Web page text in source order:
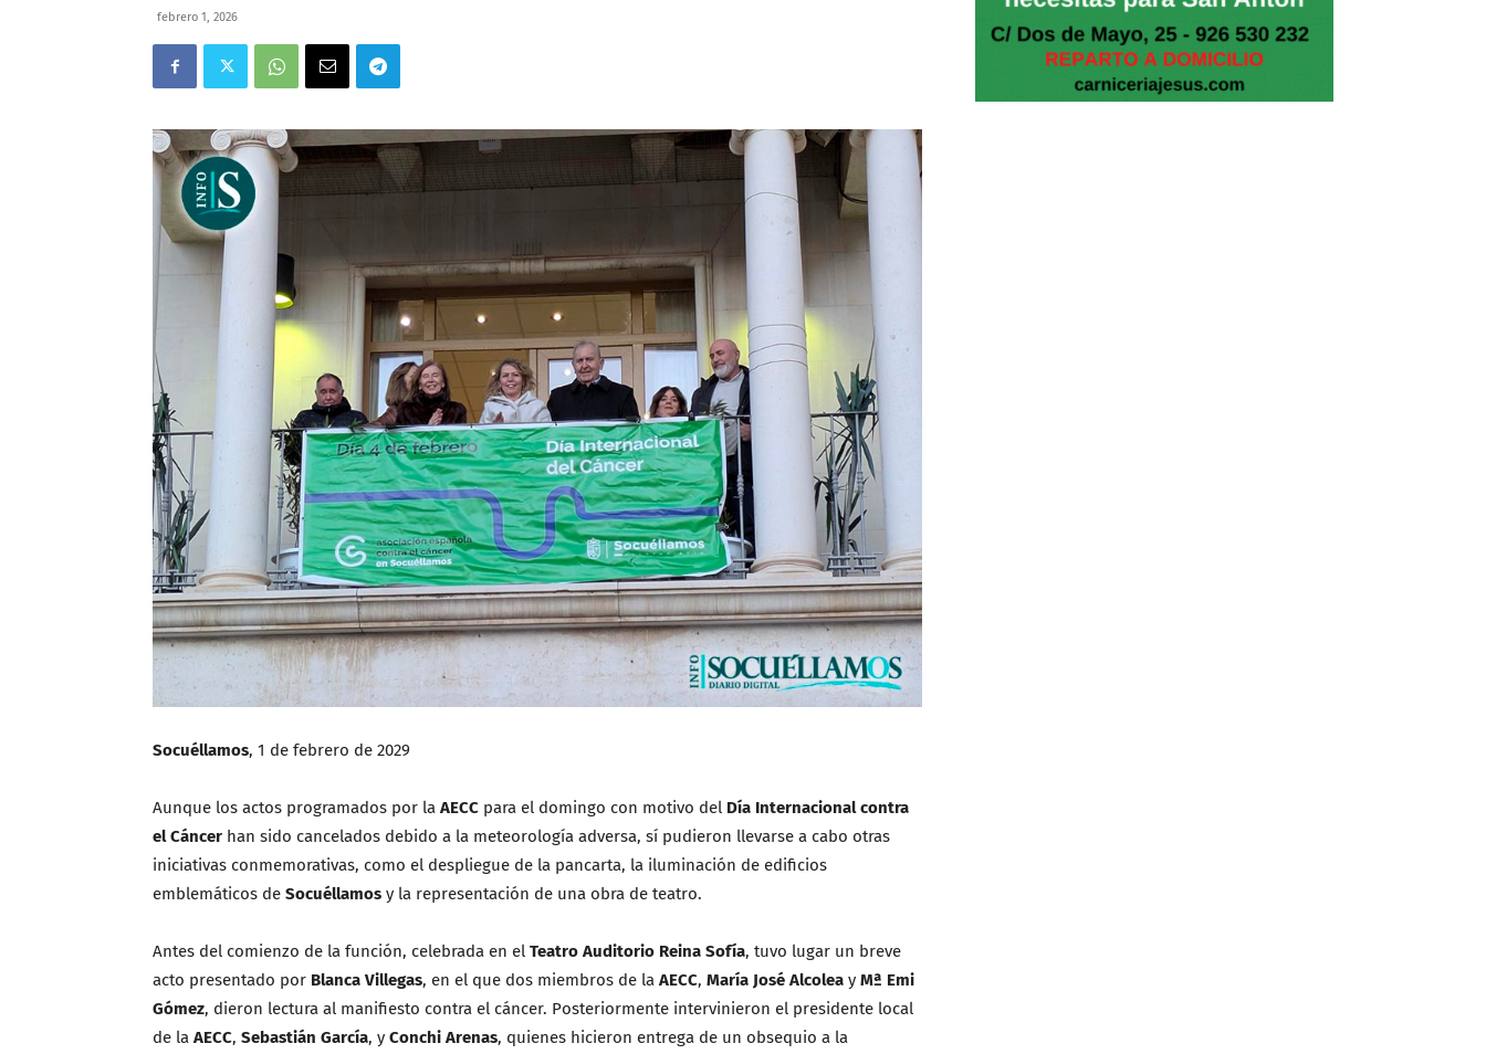
febrero 1, 2026
Socuéllamos, 1 de febrero de 2029
Aunque los actos programados por la AECC para el domingo con motivo del Día Internacional contra
el Cáncer han sido cancelados debido a la meteorología adversa, sí pudieron llevarse a cabo otras
iniciativas conmemorativas, como el despliegue de la pancarta, la iluminación de edificios
emblemáticos de Socuéllamos y la representación de una obra de teatro.
Antes del comienzo de la función, celebrada en el Teatro Auditorio Reina Sofía, tuvo lugar un breve
acto presentado por Blanca Villegas, en el que dos miembros de la AECC, María José Alcolea y Mª Emi
Gómez, dieron lectura al manifiesto contra el cáncer. Posteriormente intervinieron el presidente local
de la AECC, Sebastián García, y Conchi Arenas, quienes hicieron entrega de un obsequio a la